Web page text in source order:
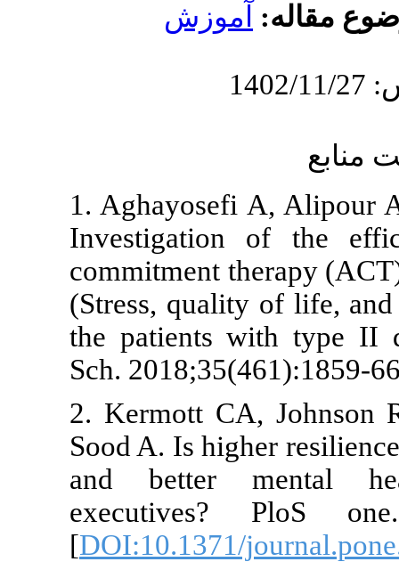
1.
commitment
(Stress,
the patients
Sch.
2. Kermott
Sood A. Is
and
[